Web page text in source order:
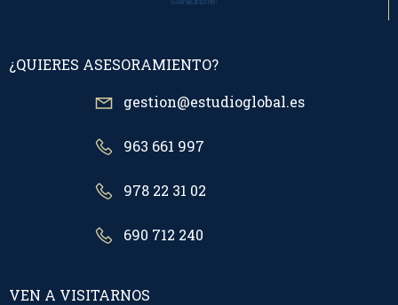
¿QUIERES ASESORAMIENTO?
gestion@estudioglobal.es
963 661 997
978 22 31 02
690 712 240
VEN A VISITARNOS